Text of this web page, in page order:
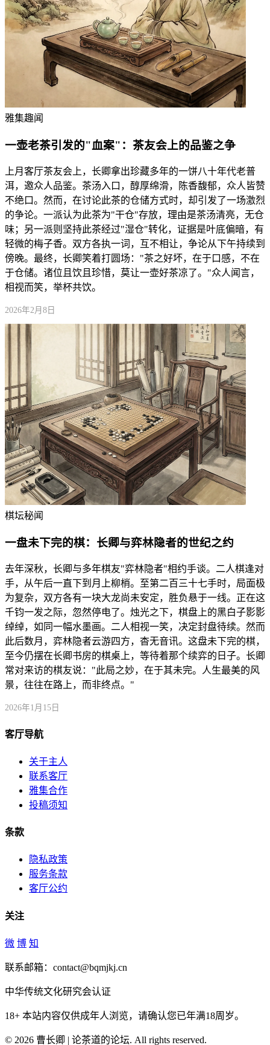
雅集趣闻
一壶老茶引发的"血案"：茶友会上的品鉴之争
上月客厅茶友会上，长卿拿出珍藏多年的一饼八十年代老普
洱，邀众人品鉴。茶汤入口，醇厚绵滑，陈香馥郁，众人皆赞
不绝口。然而，在讨论此茶的仓储方式时，却引发了一场激烈
的争论。一派认为此茶为"干仓"存放，理由是茶汤清亮，无仓
味；另一派则坚持此茶经过"湿仓"转化，证据是叶底偏暗，有
轻微的梅子香。双方各执一词，互不相让，争论从下午持续到
傍晚。最终，长卿笑着打圆场："茶之好坏，在于口感，不在
于仓储。诸位且饮且珍惜，莫让一壶好茶凉了。"众人闻言，
相视而笑，举杯共饮。
2026年2月8日
棋坛秘闻
一盘未下完的棋：长卿与弈林隐者的世纪之约
去年深秋，长卿与多年棋友"弈林隐者"相约手谈。二人棋逢对
手，从午后一直下到月上柳梢。至第二百三十七手时，局面极
为复杂，双方各有一块大龙尚未安定，胜负悬于一线。正在这
千钧一发之际，忽然停电了。烛光之下，棋盘上的黑白子影影
绰绰，如同一幅水墨画。二人相视一笑，决定封盘待续。然而
此后数月，弈林隐者云游四方，杳无音讯。这盘未下完的棋，
至今仍摆在长卿书房的棋桌上，等待着那个续弈的日子。长卿
常对来访的棋友说："此局之妙，在于其未完。人生最美的风
景，往往在路上，而非终点。"
2026年1月15日
客厅导航
关于主人
联系客厅
雅集合作
投稿须知
条款
隐私政策
服务条款
客厅公约
关注
微 博 知
联系邮箱：contact@bqmjkj.cn
中华传统文化研究会认证
18+ 本站内容仅供成年人浏览，请确认您已年满18周岁。
© 2026 曹长卿 | 论茶道的论坛. All rights reserved.